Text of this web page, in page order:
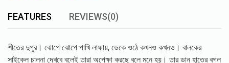
FEATURES REVIEWS(0)
শীতের দুপুর। ঝোপে ঝোপে পাখি লাফায়, ডেকে ওঠে কখনও কখনও। বালকের
সাইকেল চালনা দেখবে বলেই তারা অপেক্ষা করছে বলে মনে হয়। তার ডান হাতের বগল